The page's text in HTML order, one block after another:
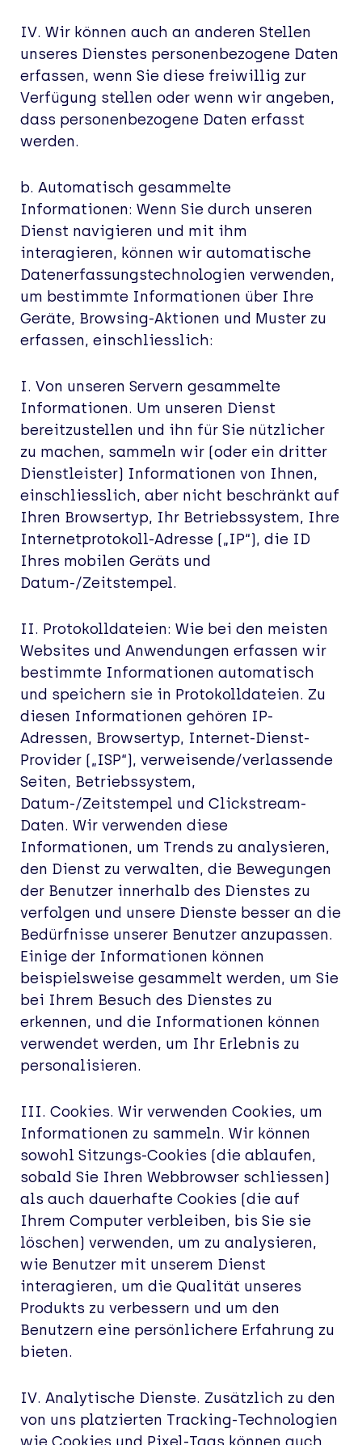
IV. Wir können auch an anderen Stellen
unseres Dienstes personenbezogene Daten
erfassen, wenn Sie diese freiwillig zur
Verfügung stellen oder wenn wir angeben,
dass personenbezogene Daten erfasst
werden.
b. Automatisch gesammelte
Informationen: Wenn Sie durch unseren
Dienst navigieren und mit ihm
interagieren, können wir automatische
Datenerfassungstechnologien verwenden,
um bestimmte Informationen über Ihre
Geräte, Browsing-Aktionen und Muster zu
erfassen, einschliesslich:
I. Von unseren Servern gesammelte
Informationen. Um unseren Dienst
bereitzustellen und ihn für Sie nützlicher
zu machen, sammeln wir (oder ein dritter
Dienstleister) Informationen von Ihnen,
einschliesslich, aber nicht beschränkt auf
Ihren Browsertyp, Ihr Betriebssystem, Ihre
Internetprotokoll-Adresse („IP“), die ID
Ihres mobilen Geräts und
Datum-/Zeitstempel.
II. Protokolldateien: Wie bei den meisten
Websites und Anwendungen erfassen wir
bestimmte Informationen automatisch
und speichern sie in Protokolldateien. Zu
diesen Informationen gehören IP-
Adressen, Browsertyp, Internet-Dienst-
Provider („ISP“), verweisende/verlassende
Seiten, Betriebssystem,
Datum-/Zeitstempel und Clickstream-
Daten. Wir verwenden diese
Informationen, um Trends zu analysieren,
den Dienst zu verwalten, die Bewegungen
der Benutzer innerhalb des Dienstes zu
verfolgen und unsere Dienste besser an die
Bedürfnisse unserer Benutzer anzupassen.
Einige der Informationen können
beispielsweise gesammelt werden, um Sie
bei Ihrem Besuch des Dienstes zu
erkennen, und die Informationen können
verwendet werden, um Ihr Erlebnis zu
personalisieren.
III. Cookies. Wir verwenden Cookies, um
Informationen zu sammeln. Wir können
sowohl Sitzungs-Cookies (die ablaufen,
sobald Sie Ihren Webbrowser schliessen)
als auch dauerhafte Cookies (die auf
Ihrem Computer verbleiben, bis Sie sie
löschen) verwenden, um zu analysieren,
wie Benutzer mit unserem Dienst
interagieren, um die Qualität unseres
Produkts zu verbessern und um den
Benutzern eine persönlichere Erfahrung zu
bieten.
IV. Analytische Dienste. Zusätzlich zu den
von uns platzierten Tracking-Technologien